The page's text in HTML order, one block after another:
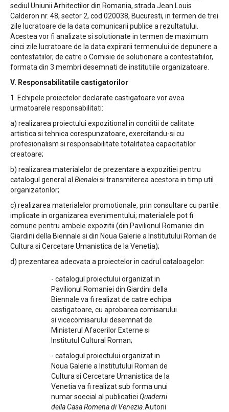
sediul Uniunii Arhitectilor din Romania, strada Jean Louis
Calderon nr. 48, sector 2, cod 020038, Bucuresti, in termen de trei
zile lucratoare de la data comunicarii publice a rezultatului.
Acestea vor fi analizate si solutionate in termen de maximum
cinci zile lucratoare de la data expirarii termenului de depunere a
contestatiilor, de catre o Comisie de solutionare a contestatiilor,
formata din 3 membri desemnati de institutiile organizatoare.
V. Responsabilitatile castigatorilor
1. Echipele proiectelor declarate castigatoare vor avea
urmatoarele responsabilitati:
a) realizarea proiectului expozitional in conditii de calitate
artistica si tehnica corespunzatoare, exercitandu-si cu
profesionalism si responsabilitate totalitatea capacitatilor
creatoare;
b) realizarea materialelor de prezentare a expozitiei pentru
catalogul general al Bienaleisi transmiterea acestora in timp util
organizatorilor;
c) realizarea materialelor promotionale, prin consultare cu partile
implicate in organizarea evenimentului; materialele pot fi
comune pentru ambele expozitii (din Pavilionul Romaniei din
Giardini della Biennale si din Noua Galerie a Institutului Roman de
Cultura si Cercetare Umanistica de la Venetia);
d) prezentarea adecvata a proiectelor in cadrul cataloagelor:
- catalogul proiectului organizat in
Pavilionul Romaniei din Giardini della
Biennale va fi realizat de catre echipa
castigatoare, cu aprobarea comisarului
si vicecomisarului desemnat de
Ministerul Afacerilor Externe si
Institutul Cultural Roman;
- catalogul proiectului organizat in
Noua Galerie a Institutului Roman de
Cultura si Cercetare Umanistica de la
Venetia va fi realizat sub forma unui
numar soecial al publicatiei Quaderni
della Casa Romena di Venezia. Autorii